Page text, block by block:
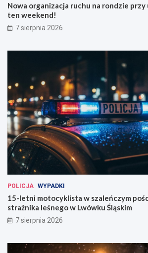
Nowa organizacja ruchu na rondzie przy
ten weekend!
7 sierpnia 2026
POLICJA WYPADKI
15-letni motocyklista w szaleńczym
strażnika leśnego w Lwówku Śląskim
7 sierpnia 2026